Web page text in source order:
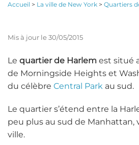
Accueil > La ville de New York > Quartiers
Mis à jour le 30/05/2015
Le quartier de Harlem est situé
de Morningside Heights et
du célèbre Central Park au sud.
Le quartier s’étend entre la
peu plus au sud de Manhattan,
ville.